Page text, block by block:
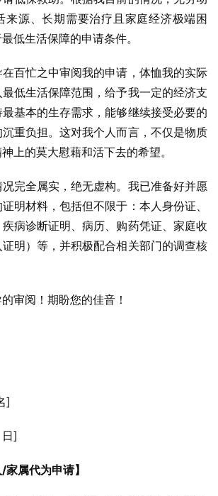
来源、长期需要治疗且家庭经济极端困
低生活保障的申请条件。
百忙之中审阅我的申请，体恤我的实际
低生活保障范围，给予我一定的经济支
基本的生存需求，能够继续接受必要的
重负担。这对我个人而言，不仅是物质
上的莫大慰藉和活下去的希望。
完全属实，绝无虚构。我已准备好并愿
明材料，包括但不限于：本人身份证、
病诊断证明、病历、购药凭证、家庭收
明）等，并积极配合相关部门的调查核
审阅！期盼您的佳音！
]
]
家属代为申请】